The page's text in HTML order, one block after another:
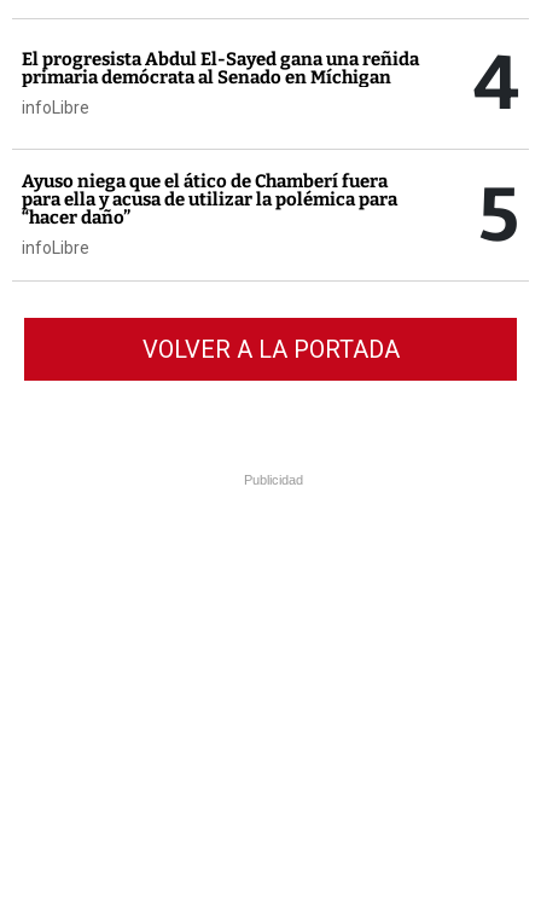
El progresista Abdul El-Sayed gana una reñida
primaria demócrata al Senado en Míchigan
infoLibre 4
Ayuso niega que el ático de Chamberí fuera
para ella y acusa de utilizar la polémica para
“hacer daño”
infoLibre 5
VOLVER A LA PORTADA
Publicidad